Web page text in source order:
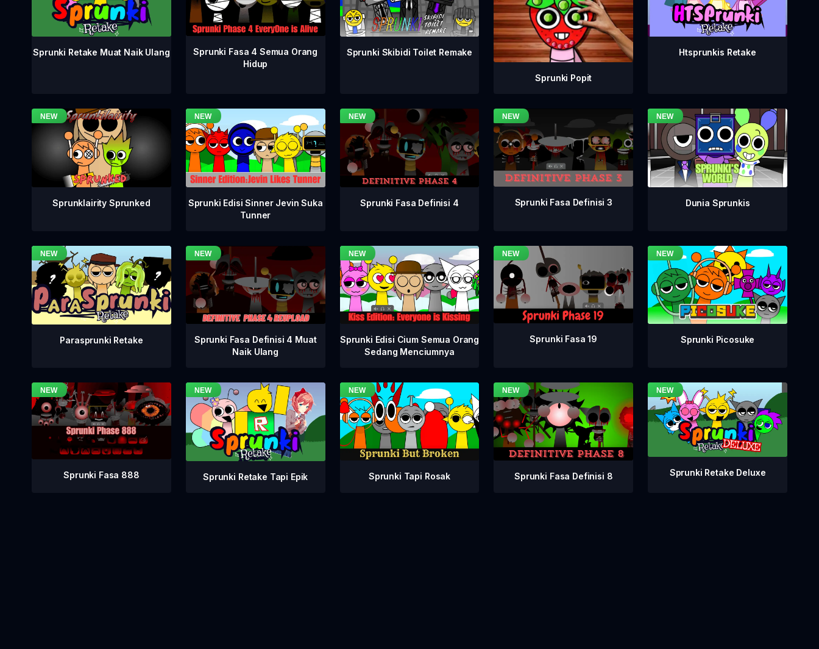
Sprunki Retake Muat Naik Ulang
Sprunki Fasa 4 Semua Orang
Hidup
Sprunki Skibidi Toilet Remake
Sprunki Popit
Htsprunkis Retake
Sprunklairity Sprunked
Sprunki Edisi Sinner Jevin Suka
Tunner
Sprunki Fasa Definisi 4 Sprunki Fasa Definisi 3 Dunia Sprunkis
Parasprunki Retake
Sprunki Fasa Definisi 4 Muat
Naik Ulang
Sprunki Edisi Cium Semua Orang
Sedang Menciumnya
Sprunki Fasa 19 Sprunki Picosuke
Sprunki Fasa 888 Sprunki Retake Tapi Epik Sprunki Tapi Rosak Sprunki Fasa Definisi 8 Sprunki Retake Deluxe